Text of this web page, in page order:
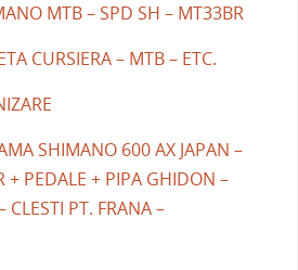
MTB – SPD SH – MT33BR
CURSIERA – MTB – ETC.
SHIMANO 600 AX JAPAN –
+ PEDALE + PIPA GHIDON –
CLESTI PT. FRANA –